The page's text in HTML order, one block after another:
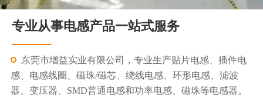
专业从事电感产品一站式服务
东莞市增益实业有限公司，专业生产贴片电感、插件电
感、电感线圈、磁珠/磁芯、绕线电感、环形电感、滤波
器、变压器、SMD普通电感和功率电感、磁珠等电感器。